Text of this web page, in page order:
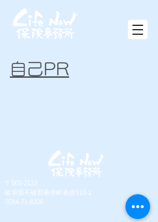
自己PR
〒503-2122
岐阜県不破郡垂井町表佐510-1
​0584-71-8206